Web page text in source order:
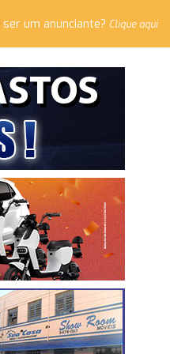
ser um anunciante? Clique aqui